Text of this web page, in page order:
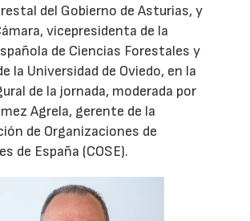
del Gobierno de Asturias, y
vicepresidenta de la
de Ciencias Forestales y
la Universidad de Oviedo, en la
de la jornada, moderada por
Agrela, gerente de la
de Organizaciones de
de España (COSE).